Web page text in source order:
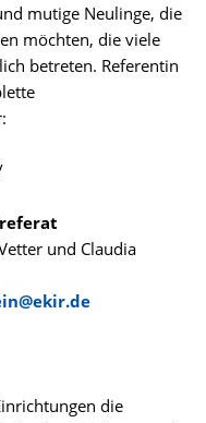
mutige Neulinge, die
möchten, die viele
betreten. Referentin
und Claudia
die